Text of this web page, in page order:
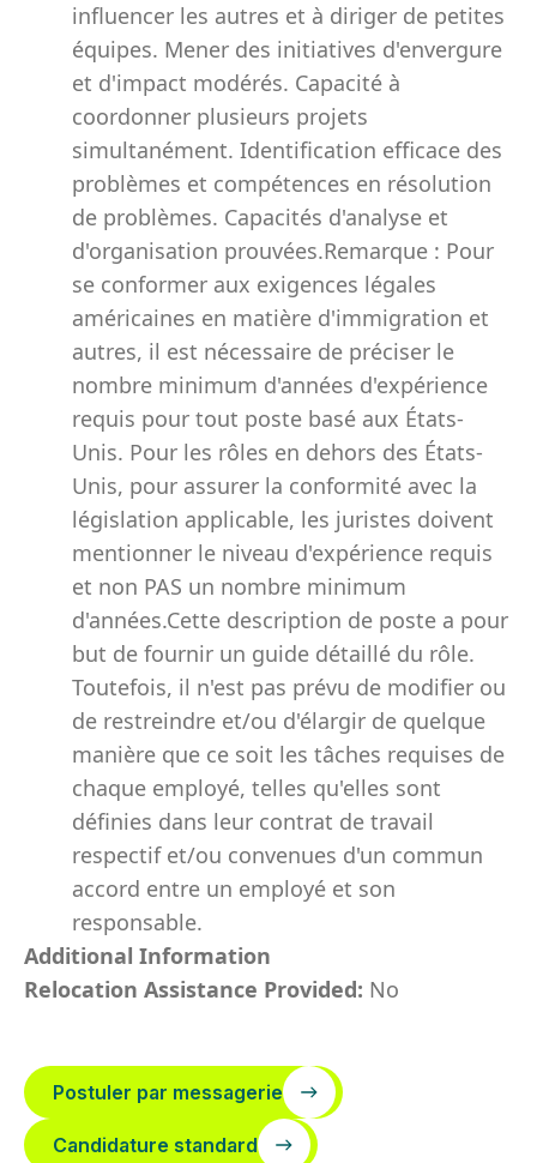
influencer les autres et à diriger de petites
équipes. Mener des initiatives d'envergure
et d'impact modérés. Capacité à
coordonner plusieurs projets
simultanément. Identification efficace des
problèmes et compétences en résolution
de problèmes. Capacités d'analyse et
d'organisation prouvées.Remarque : Pour
se conformer aux exigences légales
américaines en matière d'immigration et
autres, il est nécessaire de préciser le
nombre minimum d'années d'expérience
requis pour tout poste basé aux États-
Unis. Pour les rôles en dehors des États-
Unis, pour assurer la conformité avec la
législation applicable, les juristes doivent
mentionner le niveau d'expérience requis
et non PAS un nombre minimum
d'années.Cette description de poste a pour
but de fournir un guide détaillé du rôle.
Toutefois, il n'est pas prévu de modifier ou
de restreindre et/ou d'élargir de quelque
manière que ce soit les tâches requises de
chaque employé, telles qu'elles sont
définies dans leur contrat de travail
respectif et/ou convenues d'un commun
accord entre un employé et son
responsable.
Additional Information
Relocation Assistance Provided: No
Postuler par messagerie
Candidature standard